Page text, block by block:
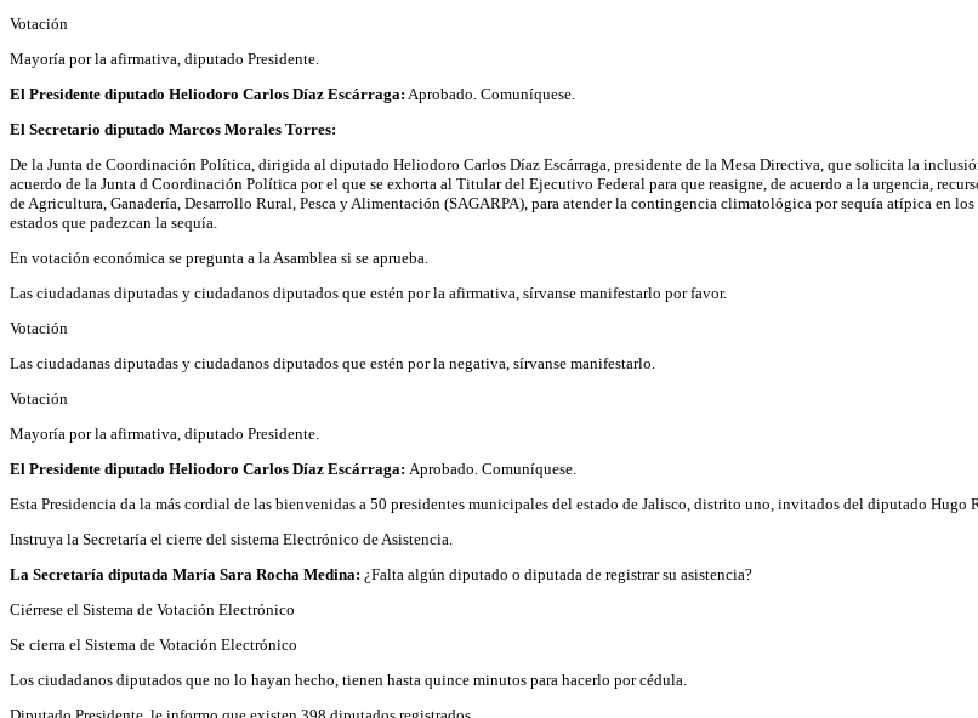
Votación
Mayoría por la afirmativa, diputado Presidente.
El Presidente diputado Heliodoro Carlos Díaz Escárraga: Aprobado. Comuníquese.
El Secretario diputado Marcos Morales Torres:
De la Junta de Coordinación Política, dirigida al diputado Heliodoro Carlos Díaz Escárraga, presidente de la Mesa Directiva, que solicita la
acuerdo de la Junta d Coordinación Política por el que se exhorta al Titular del Ejecutivo Federal para que reasigne, de acuerdo a la urgencia,
de Agricultura, Ganadería, Desarrollo Rural, Pesca y Alimentación (SAGARPA), para atender la contingencia climatológica por sequía atípica en
estados que padezcan la sequía.
En votación económica se pregunta a la Asamblea si se aprueba.
Las ciudadanas diputadas y ciudadanos diputados que estén por la afirmativa, sírvanse manifestarlo por favor.
Votación
Las ciudadanas diputadas y ciudadanos diputados que estén por la negativa, sírvanse manifestarlo.
Votación
Mayoría por la afirmativa, diputado Presidente.
El Presidente diputado Heliodoro Carlos Díaz Escárraga: Aprobado. Comuníquese.
Esta Presidencia da la más cordial de las bienvenidas a 50 presidentes municipales del estado de Jalisco, distrito uno, invitados del diputado Hugo
Instruya la Secretaría el cierre del sistema Electrónico de Asistencia.
La Secretaría diputada María Sara Rocha Medina: ¿Falta algún diputado o diputada de registrar su asistencia?
Ciérrese el Sistema de Votación Electrónico
Se cierra el Sistema de Votación Electrónico
Los ciudadanos diputados que no lo hayan hecho, tienen hasta quince minutos para hacerlo por cédula.